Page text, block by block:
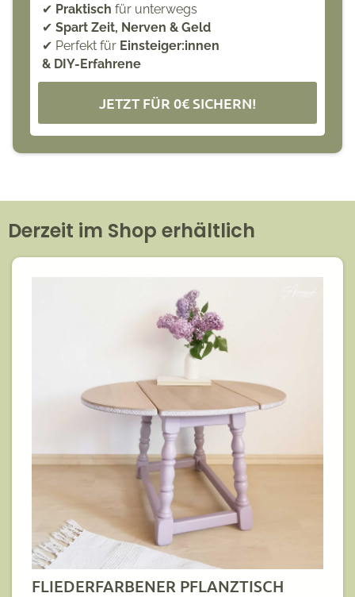
✔ Praktisch für unterwegs
✔ Spart Zeit, Nerven & Geld
✔ Perfekt für Einsteiger:innen
& DIY-Erfahrene
JETZT FÜR 0€ SICHERN!
Derzeit im Shop erhältlich
FLIEDERFARBENER PFLANZTISCH